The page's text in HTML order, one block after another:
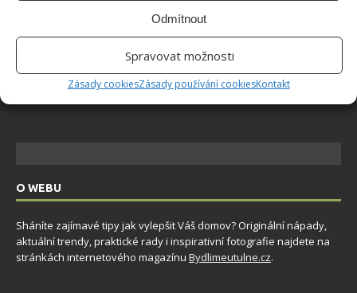
Odmítnout
Spravovat možnosti
Zásady cookiesZásady používání cookiesKontakt
8.8.2026
O WEBU
Sháníte zajímavé tipy jak vylepšit Váš domov? Originální nápady,
aktuální trendy, praktické rady i inspirativní fotografie najdete na
stránkách internetového magazínu Bydlimeutulne.cz.